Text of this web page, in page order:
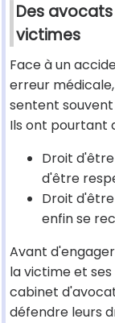
Des
victimes
Face à un
erreur
sentent souvent
Ils ont pourtant
Droit
d'être
Droit
enfin se
Avant
la victime et
cabinet
défendre leurs